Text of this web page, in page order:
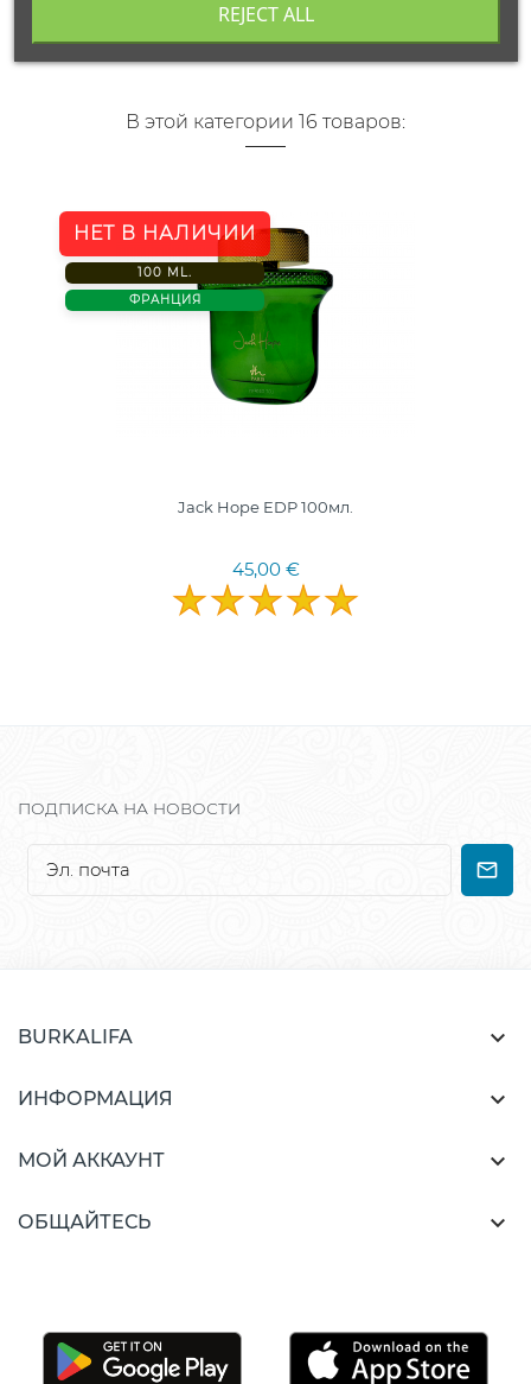
В этой категории 16 товаров:
НЕТ В НАЛИЧИИ
100 ML.
ФРАНЦИЯ
Jack Hope EDP 100мл.
45,00 €
ПОДПИСКА НА НОВОСТИ
BURKALIFA 
ИНФОРМАЦИЯ 
МОЙ АККАУНТ 
ОБЩАЙТЕСЬ 
REJECT ALL